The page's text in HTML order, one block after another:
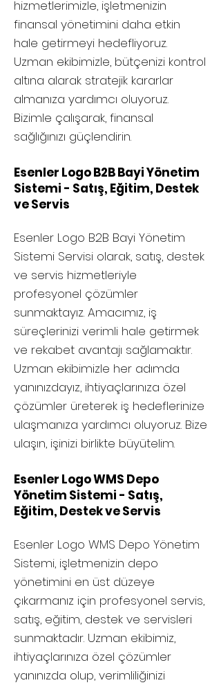
hizmetlerimizle, işletmenizin
finansal yönetimini daha etkin
hale getirmeyi hedefliyoruz.
Uzman ekibimizle, bütçenizi kontrol
altına alarak stratejik kararlar
almanıza yardımcı oluyoruz.
Bizimle çalışarak, finansal
sağlığınızı güçlendirin.
Esenler Logo B2B Bayi Yönetim
Sistemi - Satış, Eğitim, Destek
ve Servis
Esenler Logo B2B Bayi Yönetim
Sistemi Servisi olarak, satış, destek
ve servis hizmetleriyle
profesyonel çözümler
sunmaktayız. Amacımız, iş
süreçlerinizi verimli hale getirmek
ve rekabet avantajı sağlamaktır.
Uzman ekibimizle her adımda
yanınızdayız, ihtiyaçlarınıza özel
çözümler üreterek iş hedeflerinize
ulaşmanıza yardımcı oluyoruz. Bize
ulaşın, işinizi birlikte büyütelim.
Esenler Logo WMS Depo
Yönetim Sistemi - Satış,
Eğitim, Destek ve Servis
Esenler Logo WMS Depo Yönetim
Sistemi, işletmenizin depo
yönetimini en üst düzeye
çıkarmanız için profesyonel servis,
satış, eğitim, destek ve servisleri
sunmaktadır. Uzman ekibimiz,
ihtiyaçlarınıza özel çözümler
yanınızda olup, verimliliğinizi